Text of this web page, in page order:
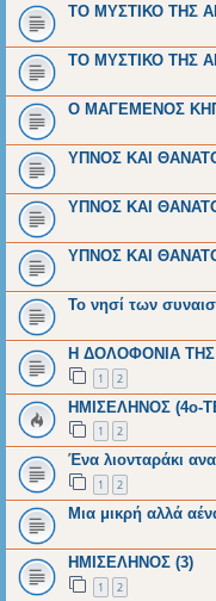
ΤΟ ΜΥΣΤΙΚΟ ΤΗΣ
ΤΟ ΜΥΣΤΙΚΟ ΤΗΣ
Ο ΜΑΓΕΜΕΝΟΣ
ΥΠΝΟΣ ΚΑΙ
ΥΠΝΟΣ ΚΑΙ
ΥΠΝΟΣ ΚΑΙ
Το νησί των
Η ΔΟΛΟΦΟΝΙΑ
1 2
ΗΜΙΣΕΛΗΝΟΣ (4ο-
1 2
Ένα λιονταράκι
1 2
Μια μικρή αλλά
ΗΜΙΣΕΛΗΝΟΣ (3)
1 2